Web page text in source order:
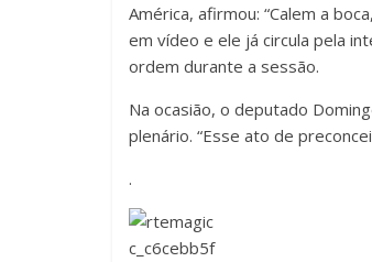
América, afirmou: “Calem a
em vídeo e ele já circula pela
ordem durante a sessão.
Na ocasião, o deputado
plenário. “Esse ato de
.